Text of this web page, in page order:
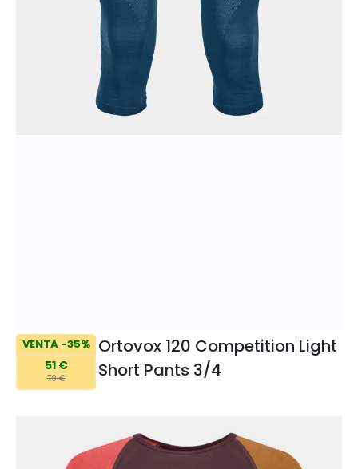
VENTA -35%
51 €
79 €
Ortovox 120 Competition Light
Short Pants 3/4